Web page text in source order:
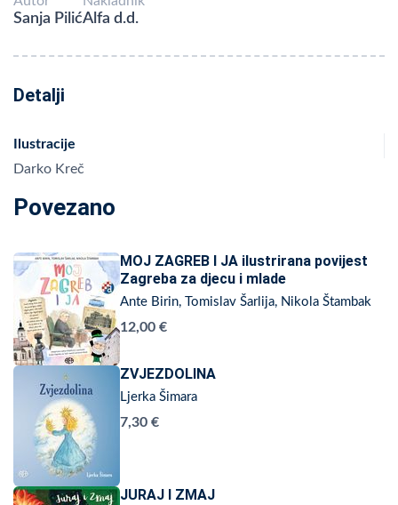
Sanja PilićAlfa d.d.
Detalji
Ilustracije
Darko Kreč
Povezano
MOJ ZAGREB I JA ilustrirana povijest
Zagreba za djecu i mlade
Ante Birin, Tomislav Šarlija, Nikola Štambak
12,00 €
ZVJEZDOLINA
Ljerka Šimara
7,30 €
JURAJ I ZMAJ